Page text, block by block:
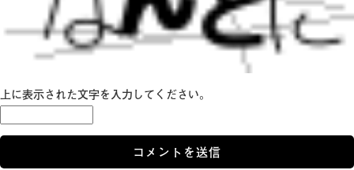
上に表示された文字を入力してください。